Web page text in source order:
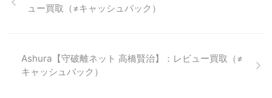
ュー買取（≠キャッシュバック）
Ashura【守破離ネット 高橋賢治】：レビュー買取（≠
キャッシュバック）